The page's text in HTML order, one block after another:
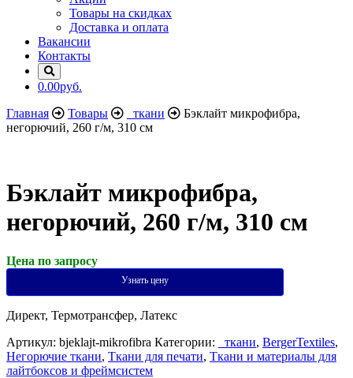
Товары на скидках
Доставка и оплата
Вакансии
Контакты
0.00руб.
Главная
Товары _ткани
Бэклайт микрофибра,
негорючий, 260 г/м, 310 см
Бэклайт микрофибра,
негорючий, 260 г/м, 310 см
Цена по запросу
Узнать цену
Директ, Термотрансфер, Латекс
Артикул: bjeklajt-mikrofibra Категории: _ткани, BergerTextiles,
Негорючие ткани, Ткани для печати, Ткани и материалы для
лайтбоксов и фреймсистем